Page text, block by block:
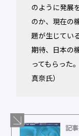
のように発展
のか、現在の
題が生じてい
期待、日本の
ってもらった
真奈氏）
記